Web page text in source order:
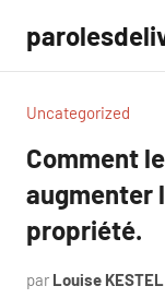
contenu
Uncategorized
Comment
augmenter
propriété.
par Louise KESTEL